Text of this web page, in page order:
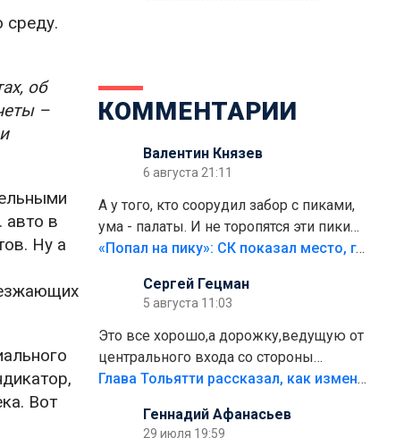
среду.
об
–
авто в
Ну а
Вот
КОММЕНТАРИИ
Валентин Князев
6 августа 21:11
А у того, кто соорудил забор с пиками,
ума - палаты. И не торопятся эти пики
срезать
«Попал на пику»: СК показал место, где был смертельно травмирован ребенок в Тольятти
Сергей Гецман
5 августа 11:03
Это все хорошо,а дорожку,ведущую от
центрального входа со стороны
кафе"Мираж" к аттракционам слабо
плитки не хватило,т.к.осенью и зимой
Глава Тольятти рассказал, как изменится парк Центрального района
Геннадий Афанасьев
29 июля 19:59